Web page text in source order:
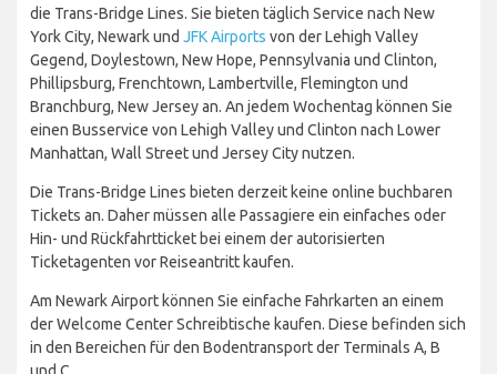
die Trans-Bridge Lines. Sie bieten täglich Service nach New
York City, Newark und JFK Airports von der Lehigh Valley
Gegend, Doylestown, New Hope, Pennsylvania und Clinton,
Phillipsburg, Frenchtown, Lambertville, Flemington und
Branchburg, New Jersey an. An jedem Wochentag können Sie
einen Busservice von Lehigh Valley und Clinton nach Lower
Manhattan, Wall Street und Jersey City nutzen.
Die Trans-Bridge Lines bieten derzeit keine online buchbaren
Tickets an. Daher müssen alle Passagiere ein einfaches oder
Hin- und Rückfahrtticket bei einem der autorisierten
Ticketagenten vor Reiseantritt kaufen.
Am Newark Airport können Sie einfache Fahrkarten an einem
der Welcome Center Schreibtische kaufen. Diese befinden sich
in den Bereichen für den Bodentransport der Terminals A, B